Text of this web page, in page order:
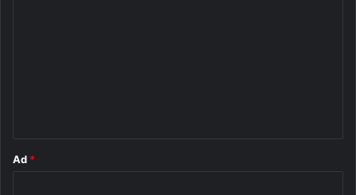
Ad *